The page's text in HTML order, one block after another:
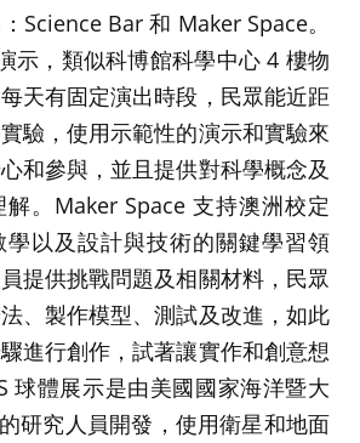
Science Bar 和 Maker Space。
示，類似科博館科學中心 4 樓物
天有固定演出時段，民眾能近距
驗，使用示範性的演示和實驗來
和參與，並且提供對科學概念及
。Maker Space 支持澳洲校定
以及設計與技術的關鍵學習領
提供挑戰問題及相關材料，民眾
、製作模型、測試及改進，如此
進行創作，試著讓實作和創意想
球體展示是由美國國家海洋暨大
研究人員開發，使用衛星和地面